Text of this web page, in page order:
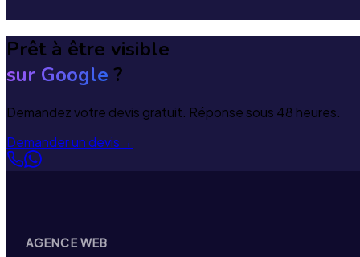
Prêt à être visible
sur Google ?
Demandez votre devis gratuit. Réponse sous 48 heures.
Demander un devis→
AGENCE WEB